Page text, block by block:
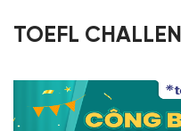
TOEFL